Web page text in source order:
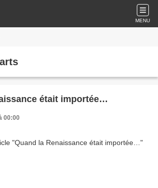
MENU
était importée…
00:00